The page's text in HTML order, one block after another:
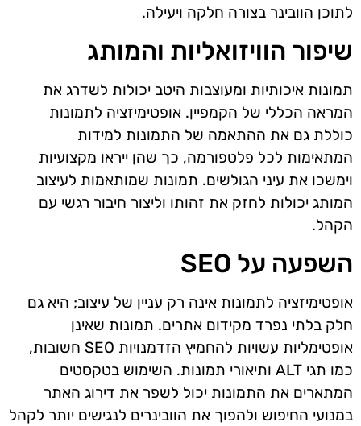
לתוכן הוובינר בצורה חלקה ויעילה.
שיפור הוויזואליות והמותג
תמונות איכותיות ומעוצבות היטב יכולות לשדרג את
המראה הכללי של הקמפיין. אופטימיזציה לתמונות
כוללת גם את ההתאמה של התמונות למידות
המתאימות לכל פלטפורמה, כך שהן ייראו מקצועיות
וימשכו את עיני הגולשים. תמונות שמותאמות לעיצוב
המותג יכולות לחזק את זהותו וליצור חיבור רגשי עם
הקהל.
השפעה על SEO
אופטימיזציה לתמונות אינה רק עניין של עיצוב; היא גם
חלק בלתי נפרד מקידום אתרים. תמונות שאינן
אופטימליות עשויות להחמיץ הזדמנויות SEO חשובות,
כמו תגי ALT ותיאורי תמונות. השימוש בטקסטים
המתארים את התמונות יכול לשפר את דירוג האתר
במנועי החיפוש ולהפוך את הוובינרים לנגישים יותר לקהל